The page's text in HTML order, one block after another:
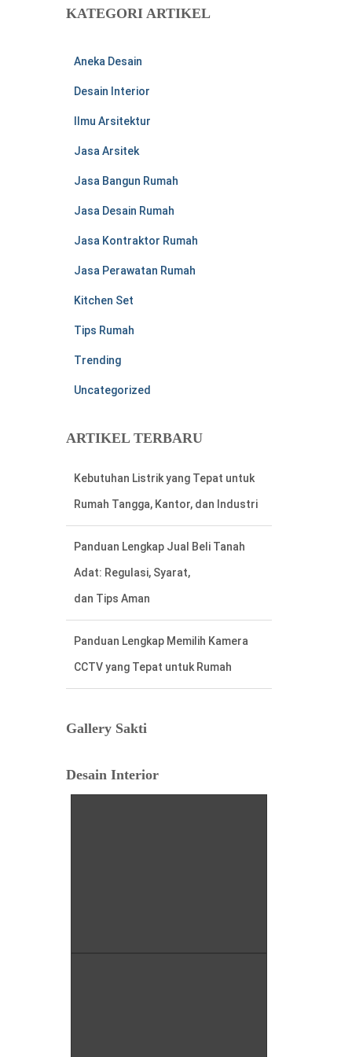
n
KATEGORI ARTIKEL
Aneka Desain
Desain Interior
Ilmu Arsitektur
Jasa Arsitek
Jasa Bangun Rumah
Jasa Desain Rumah
Jasa Kontraktor Rumah
Jasa Perawatan Rumah
Kitchen Set
Tips Rumah
Trending
Uncategorized
ARTIKEL TERBARU
Panduan Lengkap Jual Beli Tanah
Adat: Regulasi, Syarat,
dan Tips Aman
Panduan Lengkap Memilih Kamera
CCTV yang Tepat untuk Rumah
Cara Mudah Menemukan Nomor
Rekening Listrik di Meteran Listrik
Lama
Tafsir Anjing Datang ke Rumah:
Gallery Sakti
Desain Interior